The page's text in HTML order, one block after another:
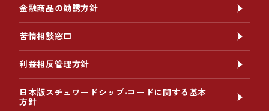
金融商品の勧誘方針
苦情相談窓口
利益相反管理方針
日本版スチュワードシップ‧コードに関する基本
方針